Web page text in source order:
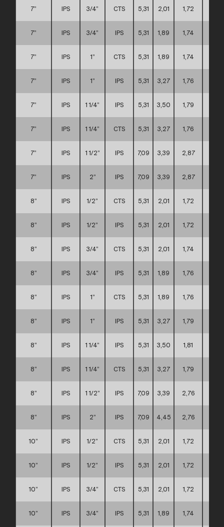
7” IPS 3/4” CTS 5,31 2,01 1,72
7” IPS 3/4” IPS 5,31 1,89 1,74
7” IPS 1” CTS 5,31 1,89 1,74
7” IPS 1” IPS 5,31 3,27 1,76
7” IPS 1 1/4” IPS 5,31 3,50 1,79
7” IPS 1 1/4” CTS 5,31 3,27 1,76
7” IPS 1 1/2” IPS 7,09 3,39 2,87
7” IPS 2” IPS 7,09 3,39 2,87
8” IPS 1/2” CTS 5,31 2,01 1,72
8” IPS 1/2” IPS 5,31 2,01 1,72
8” IPS 3/4” CTS 5,31 2,01 1,74
8” IPS 3/4” IPS 5,31 1,89 1,76
8” IPS 1” CTS 5,31 1,89 1,76
8” IPS 1” IPS 5,31 3,27 1,79
8” IPS 1 1/4” IPS 5,31 3,50 1,81
8” IPS 1 1/4” CTS 5,31 3,27 1,79
8” IPS 1 1/2” IPS 7,09 3,39 2,76
8” IPS 2” IPS 7,09 4,45 2,76
10” IPS 1/2” CTS 5,31 2,01 1,72
10” IPS 1/2” IPS 5,31 2,01 1,72
10” IPS 3/4” CTS 5,31 2,01 1,72
10” IPS 3/4” IPS 5,31 1,89 1,74